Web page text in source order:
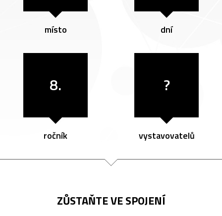
místo dní
8.
ročník
?
vystavovatelů
ZŮSTAŇTE VE SPOJENÍ